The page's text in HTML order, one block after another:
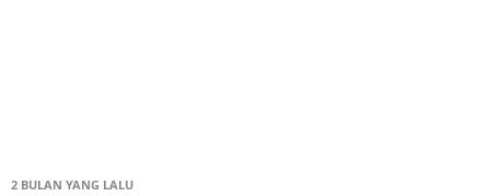
2 BULAN YANG LALU